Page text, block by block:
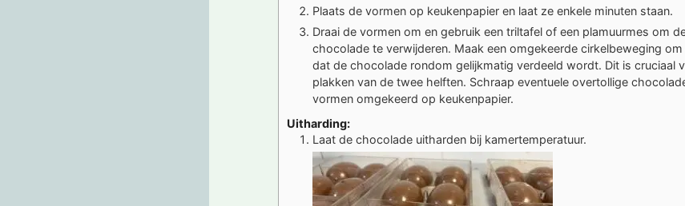
Plaats de vormen op keukenpapier en laat ze enkele minuten staan.
Draai de vormen om en gebruik een triltafel of een plamuurmes om
chocolade te verwijderen. Maak een omgekeerde cirkelbeweging
dat de chocolade rondom gelijkmatig verdeeld wordt. Dit is cruciaal
plakken van de twee helften. Schraap eventuele overtollige
vormen omgekeerd op keukenpapier.
Uitharding:
Laat de chocolade uitharden bij kamertemperatuur.